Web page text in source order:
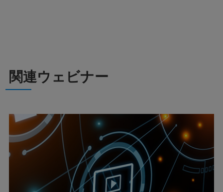
関連ウェビナー